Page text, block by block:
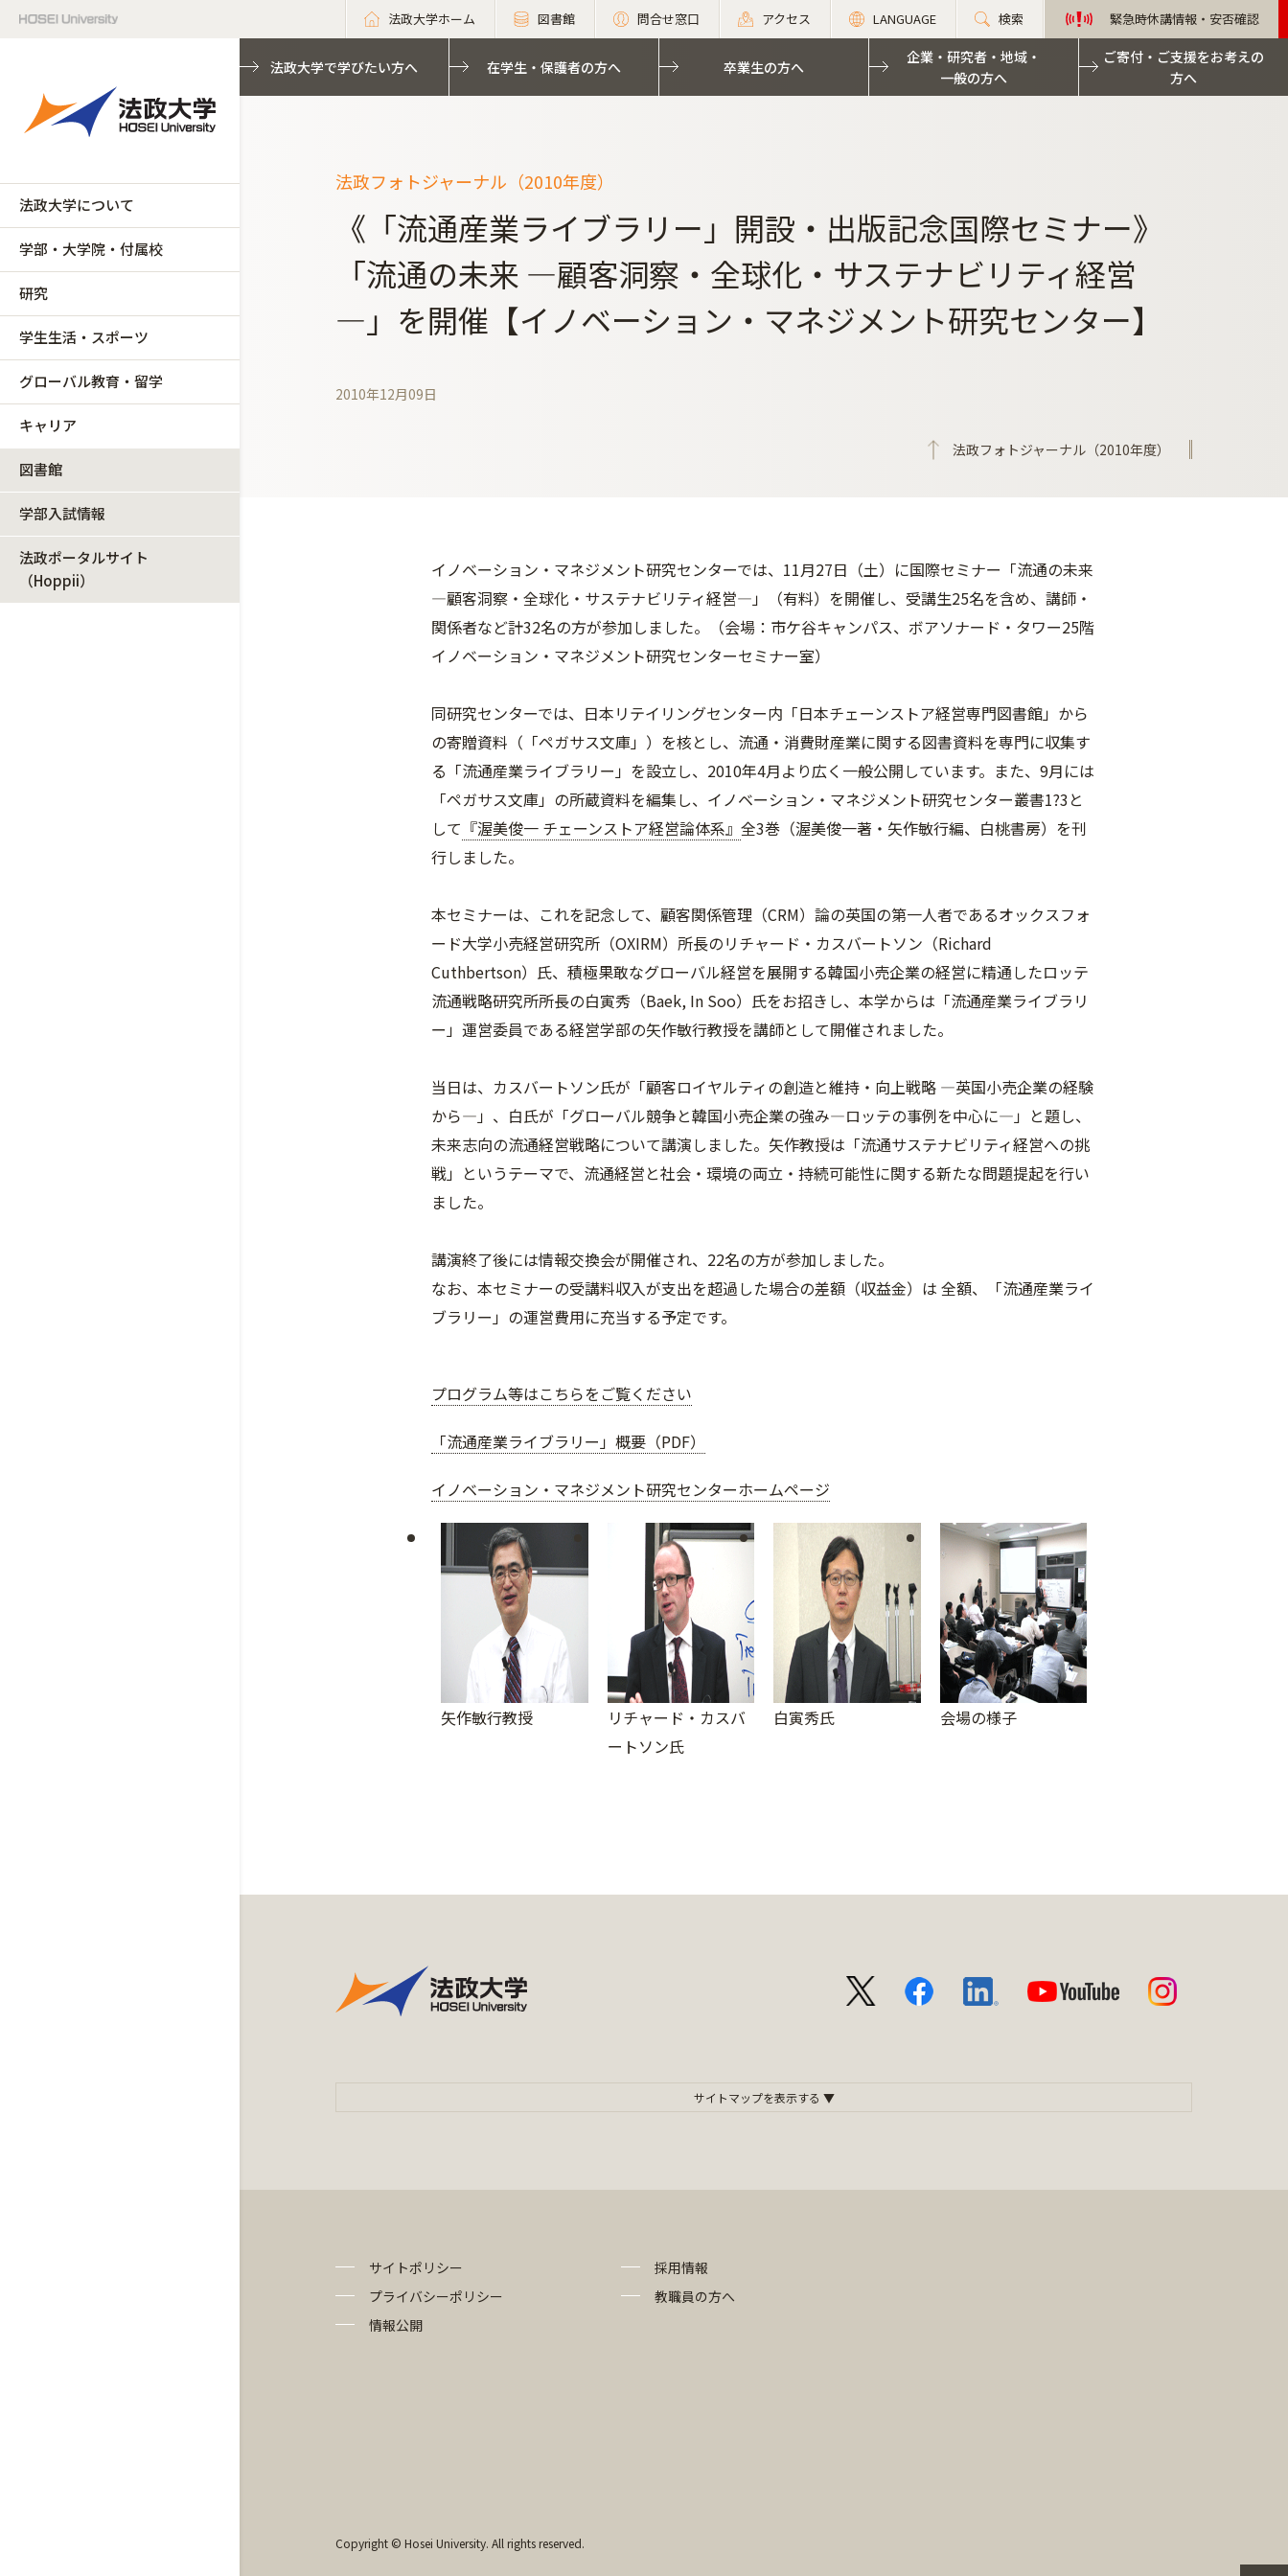
法政大学ホーム 図書館 問合せ窓口 アクセス LANGUAGE 検索 緊急時休講情報・安否確認
法政大学について
学部・大学院・付属校
研究
学生生活・スポーツ
グローバル教育・留学
キャリア
図書館
学部入試情報
法政ポータルサイト
（Hoppii）
法政大学で学びたい方へ 在学生・保護者の方へ 卒業生の方へ
企業・研究者・地域・
一般の方へ
ご寄付・ご支援をお考えの
方へ
法政フォトジャーナル（2010年度）
《「流通産業ライブラリー」開設・出版記念国際セミナー》
「流通の未来 ―顧客洞察・全球化・サステナビリティ経営
―」を開催【イノベーション・マネジメント研究センター】
2010年12月09日
法政フォトジャーナル（2010年度）
イノベーション・マネジメント研究センターでは、11月27日（土）に国際セミナー「流通の未来
―顧客洞察・全球化・サステナビリティ経営―」（有料）を開催し、受講生25名を含め、講師・
関係者など計32名の方が参加しました。（会場：市ケ谷キャンパス、ボアソナード・タワー25階
イノベーション・マネジメント研究センターセミナー室）
同研究センターでは、日本リテイリングセンター内「日本チェーンストア経営専門図書館」から
の寄贈資料（「ペガサス文庫」）を核とし、流通・消費財産業に関する図書資料を専門に収集す
る「流通産業ライブラリー」を設立し、2010年4月より広く一般公開しています。また、9月には
「ペガサス文庫」の所蔵資料を編集し、イノベーション・マネジメント研究センター叢書1?3と
して 『渥美俊一 チェーンストア経営論体系』 全3巻（渥美俊一著・矢作敏行編、白桃書房）を刊
行しました。
本セミナーは、これを記念して、顧客関係管理（CRM）論の英国の第一人者であるオックスフォ
ード大学小売経営研究所（OXIRM）所長のリチャード・カスバートソン（Richard
Cuthbertson）氏、積極果敢なグローバル経営を展開する韓国小売企業の経営に精通したロッテ
流通戦略研究所所長の白寅秀（Baek, In Soo）氏をお招きし、本学からは「流通産業ライブラリ
ー」運営委員である経営学部の矢作敏行教授を講師として開催されました。
当日は、カスバートソン氏が「顧客ロイヤルティの創造と維持・向上戦略 ―英国小売企業の経験
から―」、白氏が「グローバル競争と韓国小売企業の強み―ロッテの事例を中心に―」と題し、
未来志向の流通経営戦略について講演しました。矢作教授は「流通サステナビリティ経営への挑
戦」というテーマで、流通経営と社会・環境の両立・持続可能性に関する新たな問題提起を行い
ました。
講演終了後には情報交換会が開催され、22名の方が参加しました。
なお、本セミナーの受講料収入が支出を超過した場合の差額（収益金）は 全額、「流通産業ライ
ブラリー」の運営費用に充当する予定です。
プログラム等はこちらをご覧ください
「流通産業ライブラリー」概要（PDF）
イノベーション・マネジメント研究センターホームページ
矢作敏行教授
リチャード・カスバ
ートソン氏
白寅秀氏 会場の様子
サイトポリシー
プライバシーポリシー
情報公開
採用情報
教職員の方へ
Copyright © Hosei University. All rights reserved.